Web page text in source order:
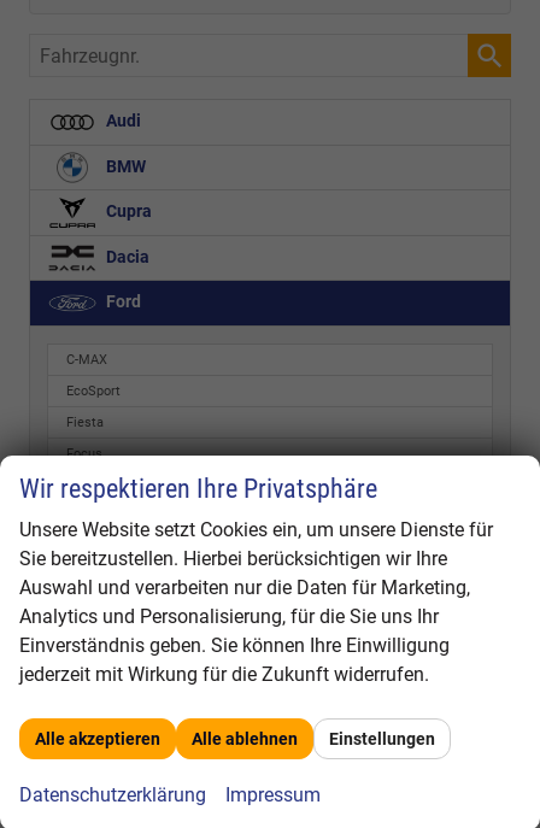
Fahrzeugnr.
Audi
BMW
Cupra
Dacia
Ford
C-MAX
EcoSport
Fiesta
Focus
Focus Turnier
Puma
Ranger
S-MAX
Tourneo Connect
Tourneo Custom
Transit Connect
Wir respektieren Ihre Privatsphäre
Unsere Website setzt Cookies ein, um unsere Dienste für
Sie bereitzustellen. Hierbei berücksichtigen wir Ihre
Auswahl und verarbeiten nur die Daten für Marketing,
Analytics und Personalisierung, für die Sie uns Ihr
Einverständnis geben. Sie können Ihre Einwilligung
jederzeit mit Wirkung für die Zukunft widerrufen.
Alle akzeptieren Alle ablehnen Einstellungen
Datenschutzerklärung Impressum